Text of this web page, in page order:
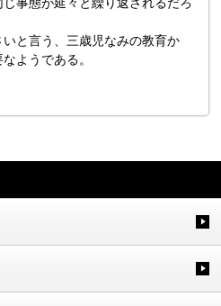
と言う、三歳児なみの教育か
ようである。